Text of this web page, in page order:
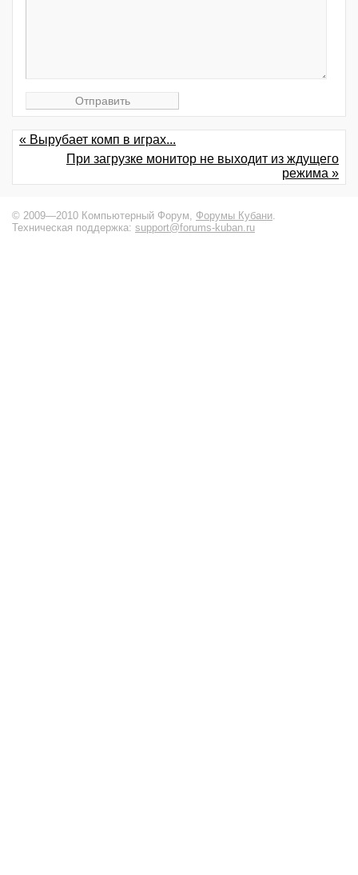
« Вырубает комп в играх...
При загрузке монитор не выходит из ждущего
режима »
© 2009—2010 Компьютерный Форум, Форумы Кубани
Техническая поддержка: support@forums-kuban.ru